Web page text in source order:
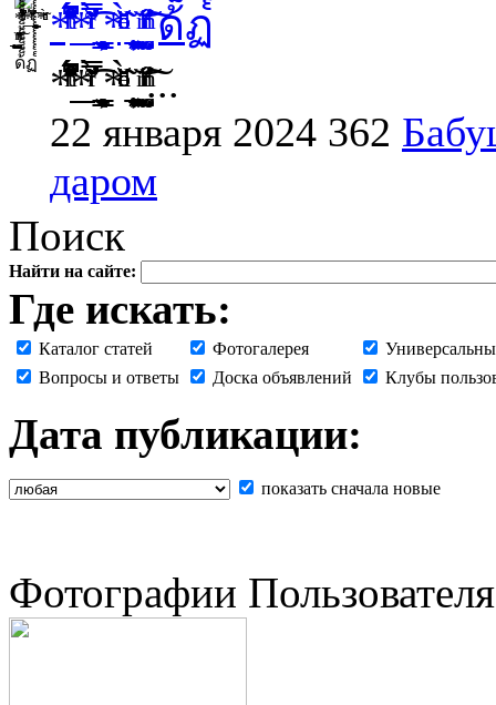
*͆͒̆ͪ͛ͭ͐̑̈́̑̆̆̎̊́̚̚͟*̛̀̌̿ͬͥ͐͂͡ ̝̟͍̠͎̜̖̹͖̣͍͕̖̟̝͇̝̟̦*ͦͧͤͩͦ̃̀̌ͪ̆ ̨̦͉͉̯̲͔̱̠̖͙̗̻̱̲̹̹͓͙͝ ̊ͪͬͫ̋͏̛͙̤͚̜̤̺͠ͅ ด้็็็็็้็็็็็้็็็็็้็็็็็้็็็็็้็็็็็้็็็็็ฏ๎๎๎๎๎๎๎๎๎๎๎๎๎๎๎๎๎๎๎๎๎๎๎๎๎๎๎๎๎๎๎๎๎๎๎๎๎๎๎๎๎๎๎๎๎๎๎๎๎๎๎๎๎๎๎๎๎๎๎๎๎๎๎๎๎๎๎๎๎๎๎๎๎๎๎๎๎๎๎๎๎๎๎๎๎๎๎ํํํํํํํํํํํํํํํํํํํํ
*͆͒̆ͪ͛ͭ͐̑̈́̑̆̆̎̊́̚̚͟*̛̀̌̿ͬͥ͐͂͡ ̝̟͍̠͎̜̖̹͖̣͍͕̖̟̝͇̝̟̦*ͦͧͤͩͦ̃̀̌ͪ̆ ̨̦͉͉̯̲͔̱̠̖͙̗̻̱̲̹̹͓͙͝ ̊ͪͬͫ̋͏̛͙̤͚̜̤̺͠ͅ...
22 января 2024 362
даром
Поиск
Найти на сайте:
Где искать:
Каталог статей Фотогалерея
Вопросы и ответы
Доска объявлений Клубы
Дата публикации:
показать сначала новые
Фотографии Пользователя